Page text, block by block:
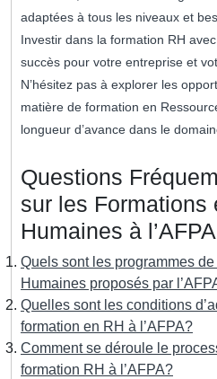
adaptées à tous les niveaux et
Investir dans la formation RH
succès pour votre entreprise et
N’hésitez pas à explorer les
matière de formation en
longueur d’avance dans le
Questions
sur les Formations
Humaines à l’AFPA
Quels sont les programmes
Humaines proposés par
Quelles sont les conditions
formation en RH à l’AFPA?
Comment se déroule le
formation RH à l’AFPA?